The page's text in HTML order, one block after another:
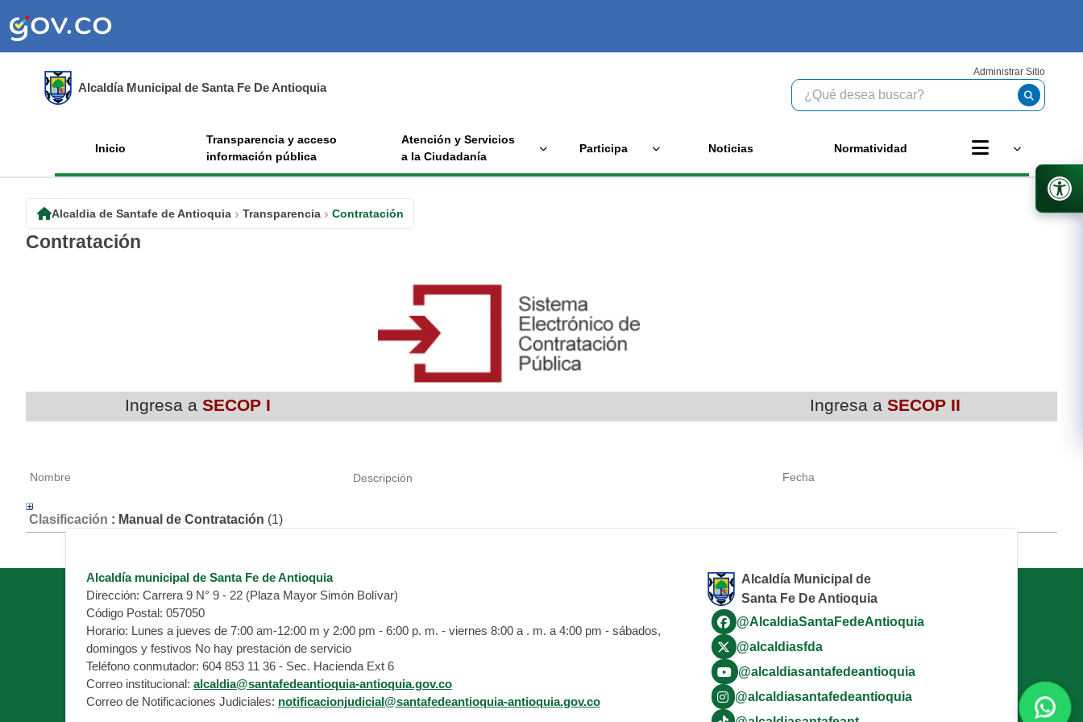
Alcaldía Municipal de Santa Fe De Antioquia
Administrar Sitio
Inicio
Transparencia y acceso
información pública
Atención y Servicios
a la Ciudadanía
Participa Noticias Normatividad
Alcaldia de Santafe de Antioquia Transparencia Contratación
Contratación
​Ingresa a SECOP I ​Ingresa a SECOP II
Nombre Descripción Fecha
Clasificación : Manual de Contratación ‎(1)
Alcaldía municipal de Santa Fe de Antioquia
Dirección: Carrera 9 N° 9 - 22 (Plaza Mayor Simón Bolívar)
Código Postal: 057050
Horario: Lunes a jueves de 7:00 am-12:00 m y 2:00 pm - 6:00 p. m. - viernes 8:00 a . m. a 4:00 pm - sábados,
domingos y festivos No hay prestación de servicio
Teléfono conmutador: 604 853 11 36 - Sec. Hacienda Ext 6
Correo institucional: alcaldia@santafedeantioquia-antioquia.gov.co
Correo de Notificaciones Judiciales: notificacionjudicial@santafedeantioquia-antioquia.gov.co
Alcaldía Municipal de
Santa Fe De Antioquia
@AlcaldiaSantaFedeAntioquia
@alcaldiasfda
@alcaldiasantafedeantioquia
@alcaldiasantafedeantioquia